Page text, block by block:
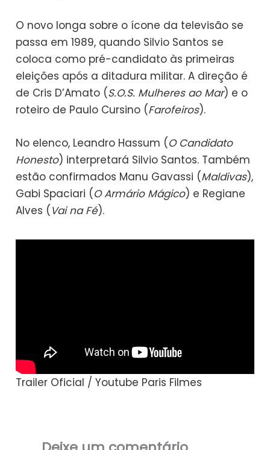
O novo longa sobre o ícone da televisão se
passa em 1989, quando Silvio Santos se
coloca como pré-candidato às primeiras
eleições após a ditadura militar. A direção é
de Cris D’Amato (S.O.S. Mulheres ao Mar) e o
roteiro de Paulo Cursino (Farofeiros).
No elenco, Leandro Hassum (O Candidato
Honesto) interpretará Silvio Santos. Também
estão confirmados Manu Gavassi (Maldivas),
Gabi Spaciari (O Armário Mágico) e Regiane
Alves ( Vai na Fé).
Trailer Oficial / Youtube Paris Filmes